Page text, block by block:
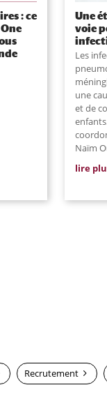
: ce
Une
voie
Les
une
et de
Naïm
lire
Recrutement